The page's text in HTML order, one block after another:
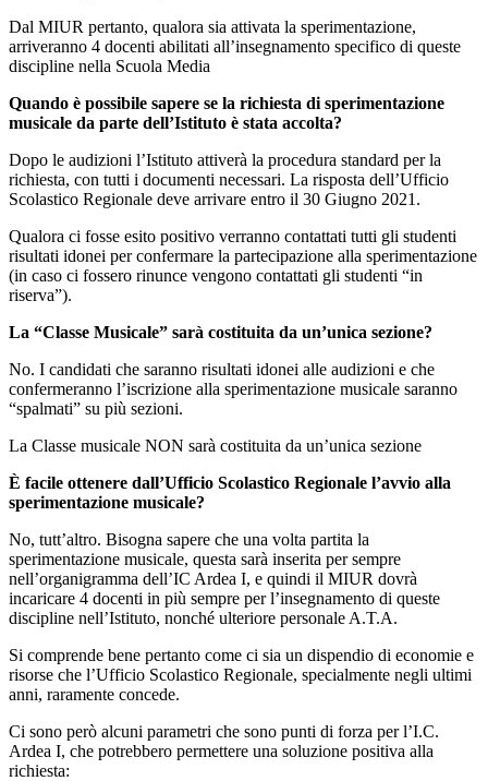
Dal MIUR pertanto, qualora sia attivata la sperimentazione,
arriveranno 4 docenti abilitati all’insegnamento specifico di queste
discipline nella Scuola Media
Quando è possibile sapere se la richiesta di sperimentazione
musicale da parte dell’Istituto è stata accolta?
Dopo le audizioni l’Istituto attiverà la procedura standard per la
richiesta, con tutti i documenti necessari. La risposta dell’Ufficio
Scolastico Regionale deve arrivare entro il 30 Giugno 2021.
Qualora ci fosse esito positivo verranno contattati tutti gli studenti
risultati idonei per confermare la partecipazione alla sperimentazione
(in caso ci fossero rinunce vengono contattati gli studenti “in
riserva”).
La “Classe Musicale” sarà costituita da un’unica sezione?
No. I candidati che saranno risultati idonei alle audizioni e che
confermeranno l’iscrizione alla sperimentazione musicale saranno
“spalmati” su più sezioni.
La Classe musicale NON sarà costituita da un’unica sezione
È facile ottenere dall’Ufficio Scolastico Regionale l’avvio alla
sperimentazione musicale?
No, tutt’altro. Bisogna sapere che una volta partita la
sperimentazione musicale, questa sarà inserita per sempre
nell’organigramma dell’IC Ardea I, e quindi il MIUR dovrà
incaricare 4 docenti in più sempre per l’insegnamento di queste
discipline nell’Istituto, nonché ulteriore personale A.T.A.
Si comprende bene pertanto come ci sia un dispendio di economie e
risorse che l’Ufficio Scolastico Regionale, specialmente negli ultimi
anni, raramente concede.
Ci sono però alcuni parametri che sono punti di forza per l’I.C.
Ardea I, che potrebbero permettere una soluzione positiva alla
richiesta: